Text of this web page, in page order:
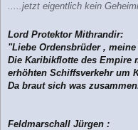
.....jetzt eigentlich kein
Lord Protektor Mithrandir:
"Liebe Ordensbrüder , meine
Die Karibikflotte des Empire
erhöhten Schiffsverkehr um
Da braut sich was
Feldmarschall Jürgen :